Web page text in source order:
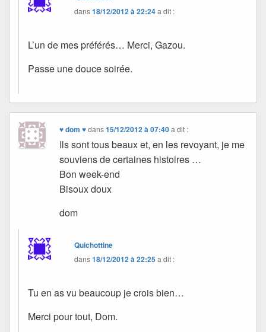
dans18/12/2012 à 22:24a dit :
L’un de mes préférés… Merci, Gazou.
Passe une douce soirée.
♥ dom ♥dans15/12/2012 à 07:40 a dit :
Ils sont tous beaux et, en les revoyant, je me
souviens de certaines histoires …
Bon week-end
Bisoux doux
dom
Quichottine
dans18/12/2012 à 22:25a dit :
Tu en as vu beaucoup je crois bien…
Merci pour tout, Dom.